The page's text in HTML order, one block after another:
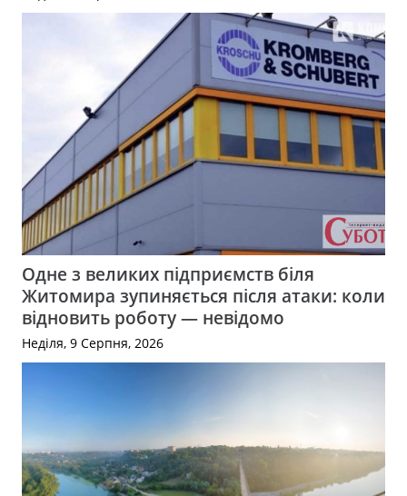
Одне з великих підприємств біля
Житомира зупиняється після атаки: коли
відновить роботу — невідомо
Неділя, 9 Серпня, 2026